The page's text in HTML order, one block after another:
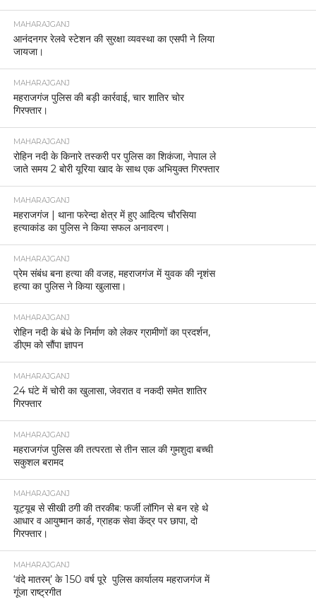
MAHARAJGANJ
आनंदनगर रेलवे स्टेशन की सुरक्षा व्यवस्था का एसपी ने लिया
जायजा।
MAHARAJGANJ
महराजगंज पुलिस की बड़ी कार्रवाई, चार शातिर चोर
गिरफ्तार।
MAHARAJGANJ
रोहिन नदी के किनारे तस्करी पर पुलिस का शिकंजा, नेपाल ले
जाते समय 2 बोरी यूरिया खाद के साथ एक अभियुक्त गिरफ्तार
MAHARAJGANJ
महराजगंज | थाना फरेन्दा क्षेत्र में हुए आदित्य चौरसिया
हत्याकांड का पुलिस ने किया सफल अनावरण।
MAHARAJGANJ
प्रेम संबंध बना हत्या की वजह, महराजगंज में युवक की नृशंस
हत्या का पुलिस ने किया खुलासा।
MAHARAJGANJ
रोहिन नदी के बंधे के निर्माण को लेकर ग्रामीणों का प्रदर्शन,
डीएम को सौंपा ज्ञापन
MAHARAJGANJ
24 घंटे में चोरी का खुलासा, जेवरात व नकदी समेत शातिर
गिरफ्तार
MAHARAJGANJ
महराजगंज पुलिस की तत्परता से तीन साल की गुमशुदा बच्ची
सकुशल बरामद
MAHARAJGANJ
यूट्यूब से सीखी ठगी की तरकीब: फर्जी लॉगिन से बन रहे थे
आधार व आयुष्मान कार्ड, ग्राहक सेवा केंद्र पर छापा, दो
गिरफ्तार।
MAHARAJGANJ
‘वंदे मातरम्’ के 150 वर्ष पूरे पुलिस कार्यालय महराजगंज में
गूंजा राष्ट्रगीत